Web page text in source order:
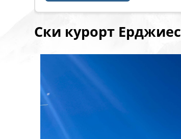
Ски курорт Ерджиес